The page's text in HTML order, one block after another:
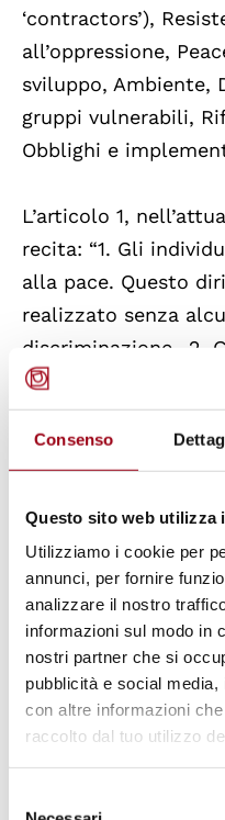
Consenso
Questo sito web utilizza
Utilizziamo i cookie per
annunci, per fornire
analizzare il nostro
informazioni sul modo in
nostri partner che si
pubblicità e social
con altre informazioni
raccolto dal tuo utilizzo
‘contractors’),
all’oppressione,
sviluppo,
gruppi vulnerabili,
Obblighi e
L’articolo 1,
recita: “1. Gli
alla pace. Questo
realizzato senza
discriminazione...2.
o congiuntamente,
organizzazioni
principale
pace. 3. Il diritto alla
indivisibile,
Gli Stati sono tenuti
rinunciare all’uso e
nelle relazioni
in conformità ai
Nazioni Unite,
risolvere qualsiasi
parte. 6. Tutti gli
stabilimento, il
rafforzamento della